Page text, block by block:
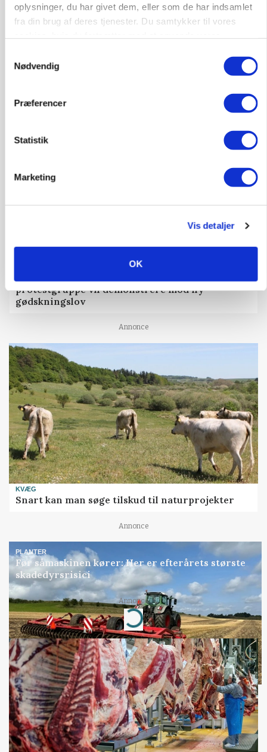
oplysninger, du har givet dem, eller som de har indsamlet
fra din brug af deres tjenester. Du samtykker til vores
Nødvendig
Præferencer
Statistik
Marketing
Vis detaljer
OK
GRISE
Rådgiver om DB-Tjek: Små justeringer kan give
store besparelser
protestgruppe vil demonstrere mod ny
gødskningslov
Annonce
KVÆG
Snart kan man søge tilskud til naturprojekter
Annonce
PLANTER
Før såmaskinen kører: Her er efterårets største
skadedyrsrisici
Annonce
Loading...